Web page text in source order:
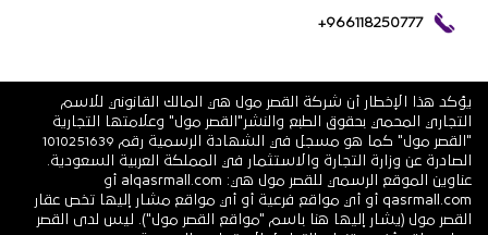
+966118250777
يؤكد هذا الإخطار أن شركة القصر مول هي المالك القانوني للاسم
التجاري المحمي بحقوق الطبع والنشر"القصر مول" وعلامتها التجارية
"القصر مول" كما هو مسجل في الشهادة الرسمية رقم 1010251639
الصادرة عن وزارة التجارة والاستثمار في المملكة العربية السعودية.
عناوين الموقع الرسمي للقصر مول هي: alqasrmall.com أو
qasrmall.com أو أي مواقع فرعية أو أي مواقع مشار إليها تخص عقار
القصر مول (يشار إليها هنا باسم "مواقع القصر مول"). ليس لدى القصر